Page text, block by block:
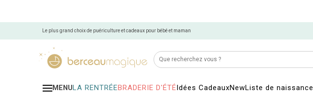
Le plus grand choix de puériculture et cadeaux pour bébé et maman
MENULA RENTRÉEBRADERIE D'ÉTÉIdées CadeauxNewListe de naissance